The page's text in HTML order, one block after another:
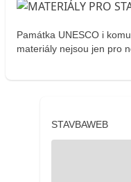
Památka UNESCO i
materiály nejsou jen pro
STAVBAWEB